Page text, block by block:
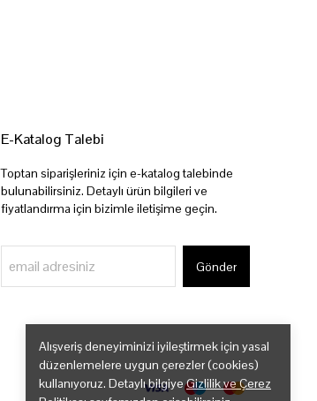
Alışveriş deneyiminizi iyileştirmek için yasal
düzenlemelere uygun çerezler (cookies)
kullanıyoruz. Detaylı bilgiyeGizlilik ve Çerez
E-Katalog Talebi
Toptan siparişleriniz için e-katalog talebinde
bulunabilirsiniz. Detaylı ürün bilgileri ve
fiyatlandırma için bizimle iletişime geçin.
Gönder